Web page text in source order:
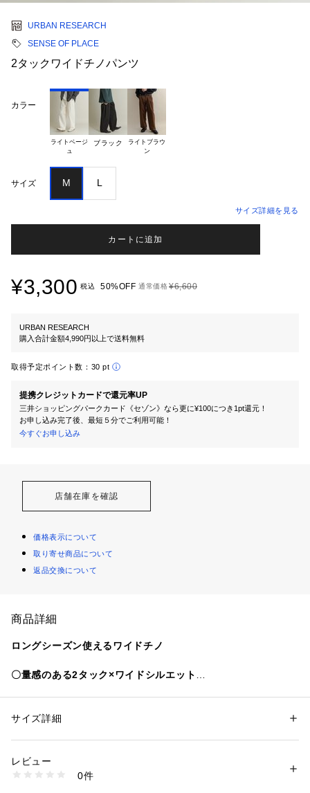
URBAN RESEARCH
SENSE OF PLACE
2タックワイドチノパンツ
カラー
ライトベージ
ブラック
ライトブラウ
サイズ M L
サイズ詳細を見る
カートに追加
¥3,300 税込 50%OFF 通常価格¥6,600
URBAN RESEARCH
購入合計金額4,990円以上で送料無料
取得予定ポイント数： 30 pt
提携クレジットカードで還元率UP
三井ショッピングパークカード《セゾン》なら更に¥100につき1pt還元！
お申し込み完了後、最短５分でご利用可能！
今すぐお申し込み
店舗在庫を確認
価格表示について
取り寄せ商品について
返品交換について
商品詳細
ロングシーズン使えるワイドチノ
〇量感のある2タック×ワイドシルエット
Tシャツやシャツなど合わせられるアイテムは幅広く、夏場だ
けでなく秋や春の季節にも加薬してくれます。
性別：メンズ
素材：綿100%
洗濯：-
※詳しい洗濯方法については、商品の品質表示タグをご覧ください
サイズ詳細
レビュー
0件